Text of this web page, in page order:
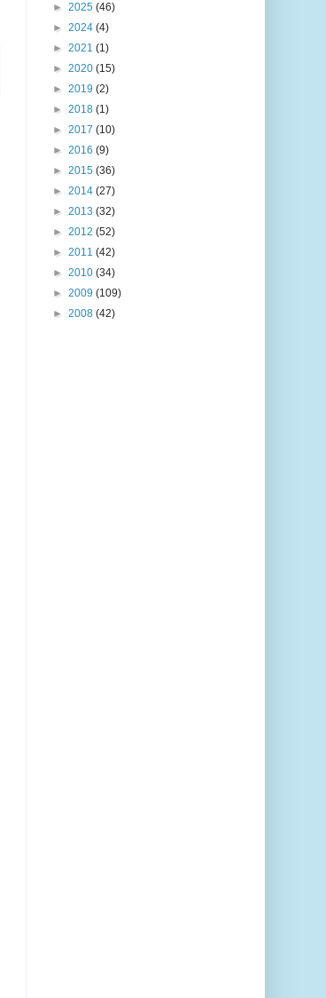
► 2025 (46)
► 2024 (4)
► 2021 (1)
► 2020 (15)
► 2019 (2)
► 2018 (1)
► 2017 (10)
► 2016 (9)
► 2015 (36)
► 2014 (27)
► 2013 (32)
► 2012 (52)
► 2011 (42)
► 2010 (34)
► 2009 (109)
► 2008 (42)